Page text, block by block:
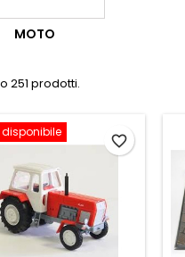
MOTO
251 prodotti.
disponibile
favorite_border